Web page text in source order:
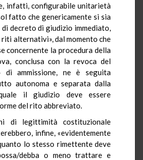
infatti, configurabile unitarietà
fatto che genericamente si sia
decreto di giudizio immediato,
alternativi», dal momento che
concernente la procedura della
conclusa con la revoca del
di ammissione, ne è seguita
autonoma e separata dalla
il giudizio deve essere
del rito abbreviato.
di legittimità costituzionale
infine, «evidentemente
lo stesso rimettente deve
debba o meno trattare e